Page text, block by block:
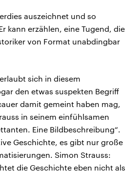
auszeichnet und so
kann erzählen, eine Tugend, die
von Format unabdingbar
sich in diesem
den etwas suspekten Begriff
damit gemeint haben mag,
in seinem einfühlsamen
Eine Bildbeschreibung“.
Geschichte, es gibt nur große
Simon Strauss:
die Geschichte eben nicht als